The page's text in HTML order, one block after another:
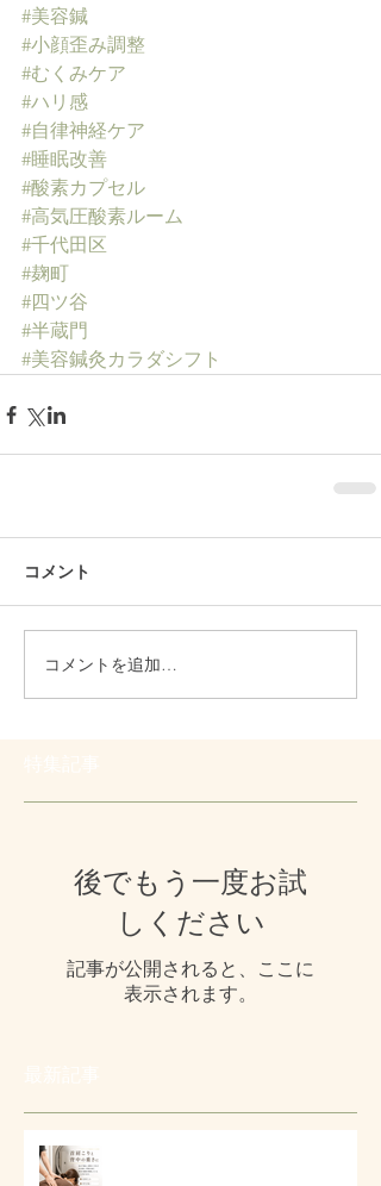
#美容鍼
#小顔歪み調整
#むくみケア
#ハリ感
#自律神経ケア
#睡眠改善
#酸素カプセル
#高気圧酸素ルーム
#千代田区
#麹町
#四ツ谷
#半蔵門
#美容鍼灸カラダシフト
コメント
コメントを追加…
後でもう一度お試
しください
記事が公開されると、ここに
表示されます。